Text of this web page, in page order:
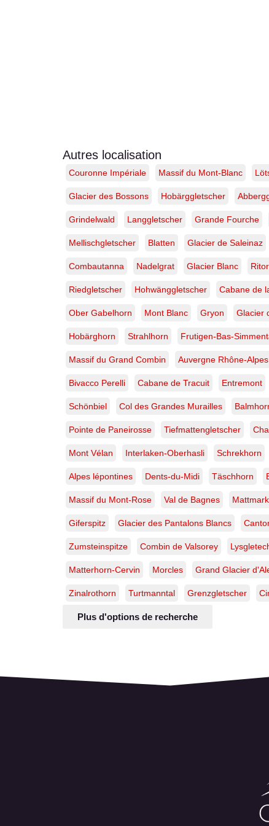
Autres localisation
Couronne Impériale Massif du Mont-Blanc
Glacier des Bossons Hobärggletscher
Grindelwald Langgletscher Grande Fourche
Mellischgletscher Blatten Glacier de Saleinaz
Combautanna Nadelgrat Glacier Blanc
Riedgletscher Hohwänggletscher Cabane de
Ober Gabelhorn Mont Blanc Gryon Glacier
Hobärghorn Strahlhorn Frutigen-Bas-
Massif du Grand Combin Auvergne Rhône-Alpes
Bivacco Perelli Cabane de Tracuit Entremont
Schönbiel Col des Grandes Murailles
Pointe de Paneirosse Tiefmattengletscher
Mont Vélan Interlaken-Oberhasli Schrekhorn
Alpes lépontines Dents-du-Midi Täschhorn
Massif du Mont-Rose Val de Bagnes Mattmark
Giferspitz Glacier des Pantalons Blancs
Zumsteinspitze Combin de Valsorey
Matterhorn-Cervin Morcles Grand Glacier
Zinalrothorn Turtmanntal Grenzgletscher
Plus d'options de recherche